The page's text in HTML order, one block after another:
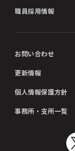
職員採用情報
お問い合わせ
更新情報
個人情報保護方針
事務所・支所一覧